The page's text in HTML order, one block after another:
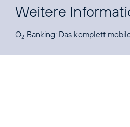
Weitere
O2 Banking: Das komplett